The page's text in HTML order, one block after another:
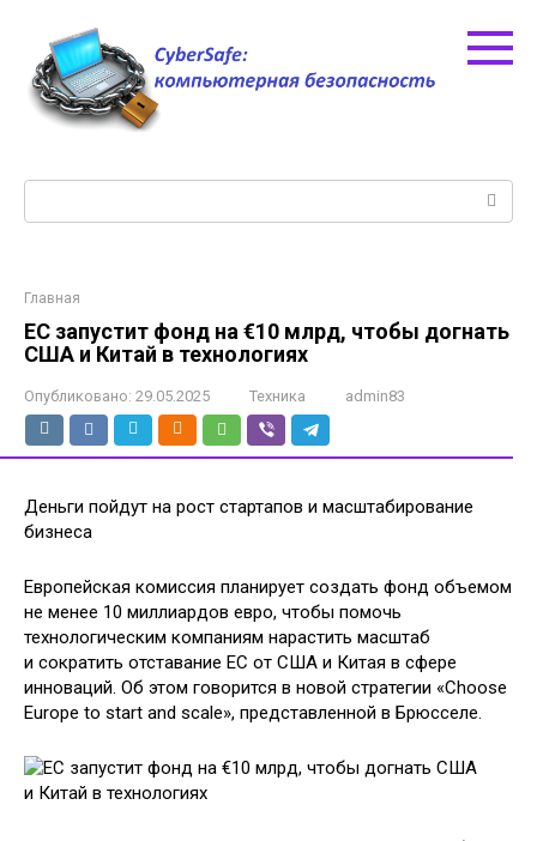
контенту
Главная
ЕС запустит фонд на €10 млрд, чтобы догнать
США и Китай в технологиях
Опубликовано: 29.05.2025 Техника admin83
Деньги пойдут на рост стартапов и масштабирование
бизнеса
Европейская комиссия планирует создать фонд объемом
не менее 10 миллиардов евро, чтобы помочь
технологическим компаниям нарастить масштаб
и сократить отставание ЕС от США и Китая в сфере
инноваций. Об этом говорится в новой стратегии «Choose
Europe to start and scale», представленной в Брюсселе.